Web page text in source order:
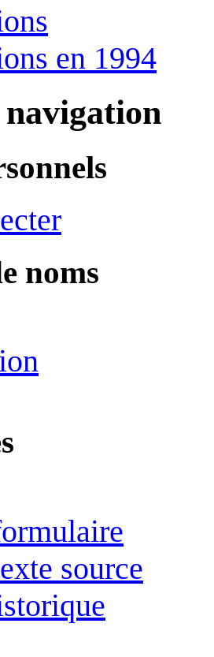
en 1994
noms
source